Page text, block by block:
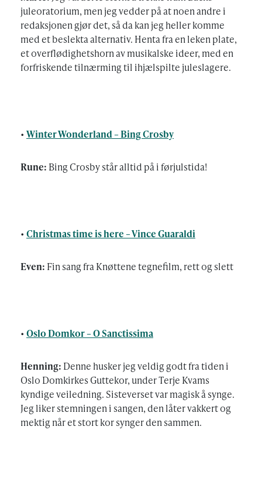
juleoratorium, men jeg vedder på at noen andre i
redaksjonen gjør det, så da kan jeg heller komme
med et beslekta alternativ. Henta fra en leken plate,
et overflødighetshorn av musikalske ideer, med en
forfriskende tilnærming til ihjælspilte juleslagere.
•Winter Wonderland – Bing Crosby
Rune: Bing Crosby står alltid på i førjulstida!
• Christmas time is here – Vince Guaraldi
Even: Fin sang fra Knøttene tegnefilm, rett og slett
• Oslo Domkor – O Sanctissima
Henning: Denne husker jeg veldig godt fra tiden i
Oslo Domkirkes Guttekor, under Terje Kvams
kyndige veiledning. Sisteverset var magisk å synge.
Jeg liker stemningen i sangen, den låter vakkert og
mektig når et stort kor synger den sammen.